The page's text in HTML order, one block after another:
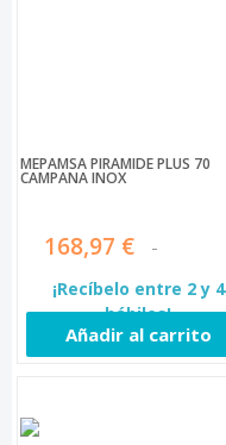
MEPAMSA PIRÁMIDE PLUS 70
CAMPANA INOX
168,97 €
¡Recíbelo entre 2 y 4
hábiles!
Añadir al carrito